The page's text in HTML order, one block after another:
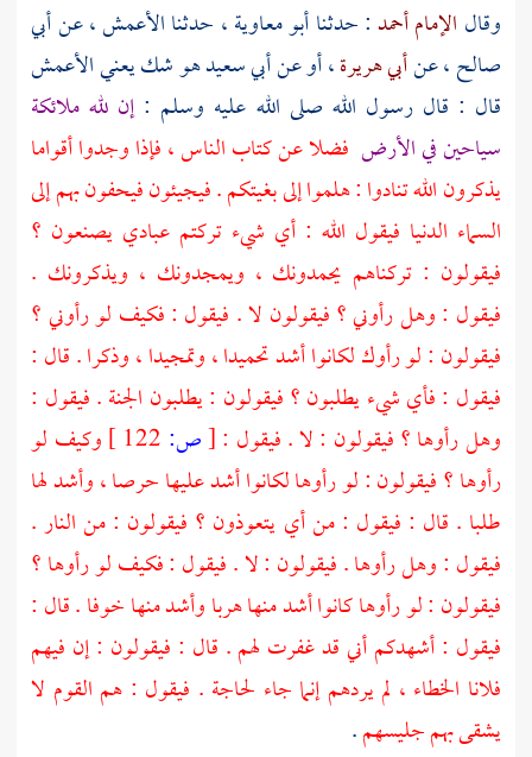
وقال الإمام أحمد: حدثناأبو معاوية، حدثناالأعمش، عنأبي
صالح، عنأبي هريرة، أو عنأبي سعيدهو شك يعنيالأعمش
قال : قال رسول الله صلى الله عليه وسلم :إن لله ملائكة
سياحين في الأرض فضلا عن كتاب الناس ، فإذا وجدوا أقواما
يذكرون الله تنادوا : هلموا إلى بغيتكم . فيجيئون فيحفون بهم إلى
السماء الدنيا فيقول الله : أي شيء تركتم عبادي يصنعون ؟
فيقولون : تركناهم يحمدونك ، ويمجدونك ، ويذكرونك .
فيقول : وهل رأوني ؟ فيقولون لا . فيقول : فكيف لو رأوني ؟
فيقولون : لو رأوك لكانوا أشد تحميدا ، وتمجيدا ، وذكرا . قال :
فيقول : فأي شيء يطلبون ؟ فيقولون : يطلبون الجنة . فيقول :
وهل رأوها ؟ فيقولون : لا . فيقول :[ص:
وكيف لو
رأوها ؟ فيقولون : لو رأوها لكانوا أشد عليها حرصا ، وأشد لها
طلبا . قال : فيقول : من أي يتعوذون ؟ فيقولون : من النار .
فيقول : وهل رأوها . فيقولون : لا . فيقول : فكيف لو رأوها ؟
فيقولون : لو رأوها كانوا أشد منها هربا وأشد منها خوفا . قال :
فيقول : أشهدكم أني قد غفرت لهم . قال : فيقولون : إن فيهم
فلانا الخطاء ، لم يردهم إنما جاء لحاجة . فيقول : هم القوم لا
يشقى بهم جليسهم.